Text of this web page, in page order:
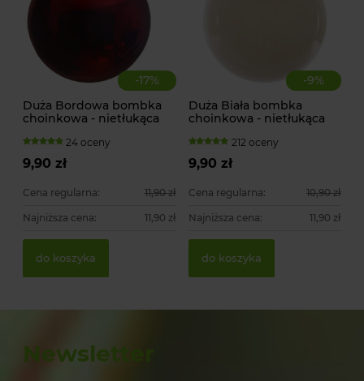
-17%
Duża Bordowa bombka
choinkowa - nietłukąca
24 oceny
9,90 zł
Cena regularna: 11,90 zł
Najniższa cena: 11,90 zł
do koszyka
-9%
Duża Biała bombka
choinkowa - nietłukąca
212 oceny
9,90 zł
Cena regularna: 10,90 zł
Najniższa cena: 11,90 zł
do koszyka
Newsletter